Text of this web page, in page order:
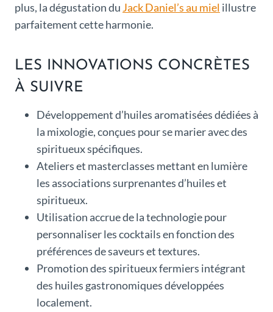
plus, la dégustation du Jack Daniel’s au miel illustre
parfaitement cette harmonie.
LES INNOVATIONS CONCRÈTES
À SUIVRE
Développement d’huiles aromatisées dédiées à
la mixologie, conçues pour se marier avec des
spiritueux spécifiques.
Ateliers et masterclasses mettant en lumière
les associations surprenantes d’huiles et
spiritueux.
Utilisation accrue de la technologie pour
personnaliser les cocktails en fonction des
préférences de saveurs et textures.
Promotion des spiritueux fermiers intégrant
des huiles gastronomiques développées
localement.